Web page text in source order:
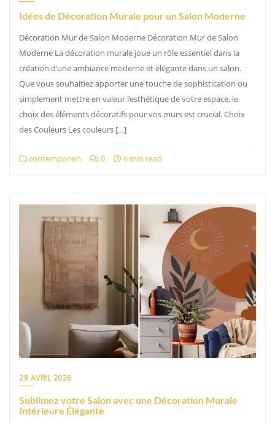
Idées de Décoration Murale pour un Salon Moderne
Décoration Mur de Salon Moderne Décoration Mur de Salon
Moderne La décoration murale joue un rôle essentiel dans la
création d’une ambiance moderne et élégante dans un salon.
Que vous souhaitiez apporter une touche de sophistication ou
simplement mettre en valeur l’esthétique de votre espace, le
choix des éléments décoratifs pour vos murs est crucial. Choix
des Couleurs Les couleurs […]
contemporain 0 6 min read
28 AVRIL 2026
Sublimez votre Salon avec une Décoration Murale
Intérieure Élégante